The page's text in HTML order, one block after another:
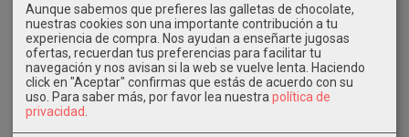
IDIOMA
Aunque sabemos que prefieres las galletas de chocolate,
nuestras cookies son una importante contribución a tu
experiencia de compra. Nos ayudan a enseñarte jugosas
ofertas, recuerdan tus preferencias para facilitar tu
navegación y nos avisan si la web se vuelve lenta. Haciendo
click en "Aceptar" confirmas que estás de acuerdo con su
uso. Para saber más, por favor lea nuestra política de
privacidad